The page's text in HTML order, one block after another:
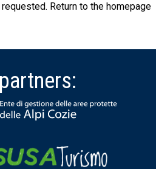
Return to the homepage